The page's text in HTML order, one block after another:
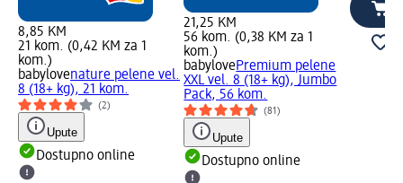
8,85 KM
21 kom. (0,42 KM za 1
kom.)
babylovenature pelene vel.
8 (18+ kg), 21 kom.
(2)
Upute
Dostupno online
21,25 KM
56 kom. (0,38 KM za 1
kom.)
babylovePremium pelene
XXL vel. 8 (18+ kg), Jumbo
Pack, 56 kom.
(81)
Upute
Dostupno online